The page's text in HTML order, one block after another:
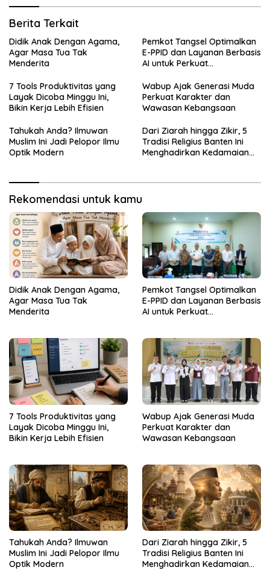
Berita Terkait
Didik Anak Dengan Agama,
Agar Masa Tua Tak
Menderita
Pemkot Tangsel Optimalkan
E-PPID dan Layanan Berbasis
AI untuk Perkuat
Publik
7 Tools Produktivitas yang
Layak Dicoba Minggu Ini,
Bikin Kerja Lebih Efisien
Wabup Ajak Generasi Muda
Perkuat Karakter dan
Wawasan Kebangsaan
Tahukah Anda? Ilmuwan
Muslim Ini Jadi Pelopor Ilmu
Optik Modern
Dari Ziarah hingga Zikir, 5
Tradisi Religius Banten Ini
Menghadirkan Kedamaian
Rekomendasi untuk kamu
Didik Anak Dengan Agama,
Agar Masa Tua Tak
Menderita
Pemkot Tangsel Optimalkan
E-PPID dan Layanan Berbasis
AI untuk Perkuat
7 Tools Produktivitas yang
Layak Dicoba Minggu Ini,
Bikin Kerja Lebih Efisien
Wabup Ajak Generasi Muda
Perkuat Karakter dan
Wawasan Kebangsaan
Tahukah Anda? Ilmuwan
Muslim Ini Jadi Pelopor Ilmu
Optik Modern
Dari Ziarah hingga Zikir, 5
Tradisi Religius Banten Ini
Menghadirkan Kedamaian